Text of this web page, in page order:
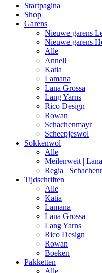
Startpagina
Shop
Garens
Nieuwe garens
Nieuwe garens
Alle
Annell
Katia
Lamana
Lana Grossa
Lang Yarns
Rico Design
Rowan
Schachenmayr
Scheepjeswol
Sokkenwol
Alle
Meilenweit |
Regia |
Tijdschriften
Alle
Katia
Lamana
Lana Grossa
Lang Yarns
Rico Design
Rowan
Boeken
Pakketten
Alle